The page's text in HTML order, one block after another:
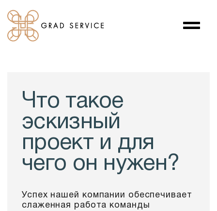
Что такое
эскизный
проект и для
чего он нужен?
Успех нашей компании обеспечивает
слаженная работа команды